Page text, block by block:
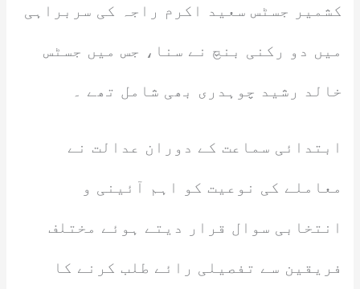
کشمیر جسٹس سعید اکرم راجہ کی سربراہی
میں دو رکنی بنچ نے سنا، جس میں جسٹس
خالد رشید چوہدری بھی شامل تھے ۔
ابتدائی سماعت کے دوران عدالت نے
معاملے کی نوعیت کو اہم آئینی و
انتخابی سوال قرار دیتے ہوئے مختلف
فریقین سے تفصیلی رائے طلب کرنے کا